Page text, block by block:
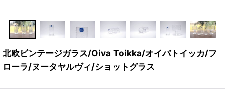
北欧ビンテージガラス/Oiva Toikka/オイバトイッカ/フ
ローラ/ヌータヤルヴィ/ショットグラス